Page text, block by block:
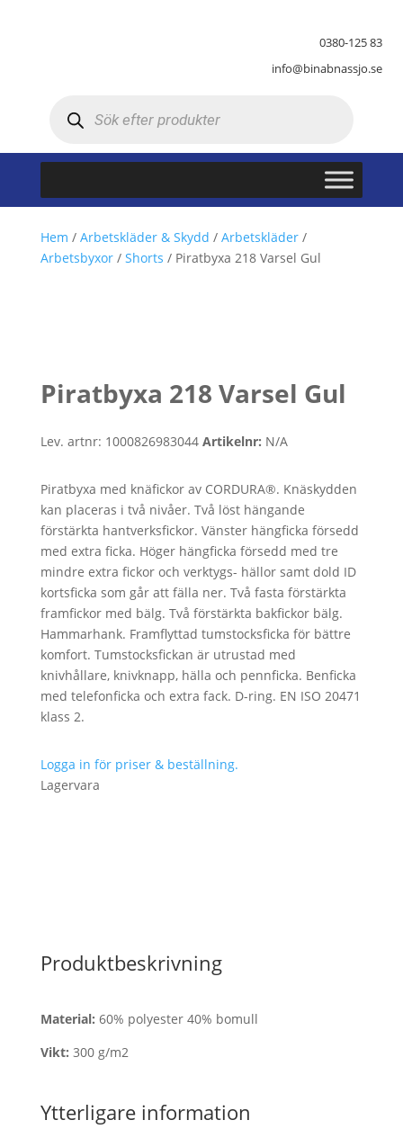
0380-125 83
info@binabnassjo.se
Hem / Arbetskläder & Skydd / Arbetskläder/
Arbetsbyxor/ Shorts / Piratbyxa 218 Varsel Gul
Piratbyxa 218 Varsel Gul
Lev. artnr: 1000826983044 Artikelnr: N/A
Piratbyxa med knäfickor av CORDURA®. Knäskydden
kan placeras i två nivåer. Två löst hängande
förstärkta hantverksfickor. Vänster hängficka försedd
med extra ficka. Höger hängficka försedd med tre
mindre extra fickor och verktygs- hällor samt dold ID
kortsficka som går att fälla ner. Två fasta förstärkta
framfickor med bälg. Två förstärkta bakfickor bälg.
Hammarhank. Framflyttad tumstocksficka för bättre
komfort. Tumstocksfickan är utrustad med
knivhållare, knivknapp, hälla och pennficka. Benficka
med telefonficka och extra fack. D-ring. EN ISO 20471
klass 2.
Logga in för priser & beställning.
Lagervara
Produktbeskrivning
Material: 60% polyester 40% bomull
Vikt: 300 g/m2
Ytterligare information